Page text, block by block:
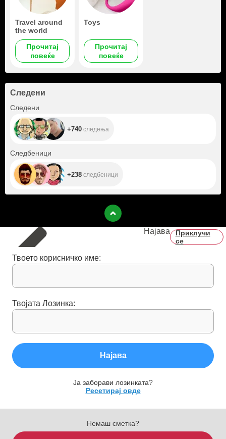
Travel around
the world
Прочитај
повеќе
Toys
Прочитај
повеќе
Следени
Следени
+740 следења
Следбеници
+238 следбеници
Најава
Приклучи
се
Твоето корисничко име:
Твојата Лозинка:
Најава
Ја заборави лозинката?
Ресетирај овде
Немаш сметка?